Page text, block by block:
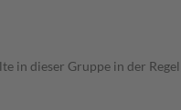
in dieser Gruppe in der